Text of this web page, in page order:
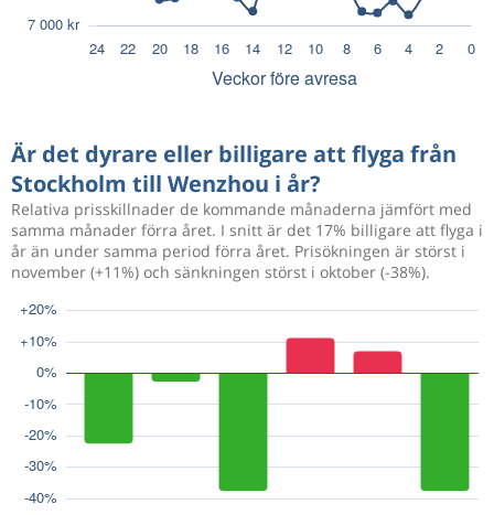
Är det dyrare eller billigare att flyga från
Stockholm till Wenzhou i år?
Relativa prisskillnader de kommande månaderna jämfört med
samma månader förra året. I snitt är det 17% billigare att flyga i
år än under samma period förra året. Prisökningen är störst i
november (+11%) och sänkningen störst i oktober (-38%).